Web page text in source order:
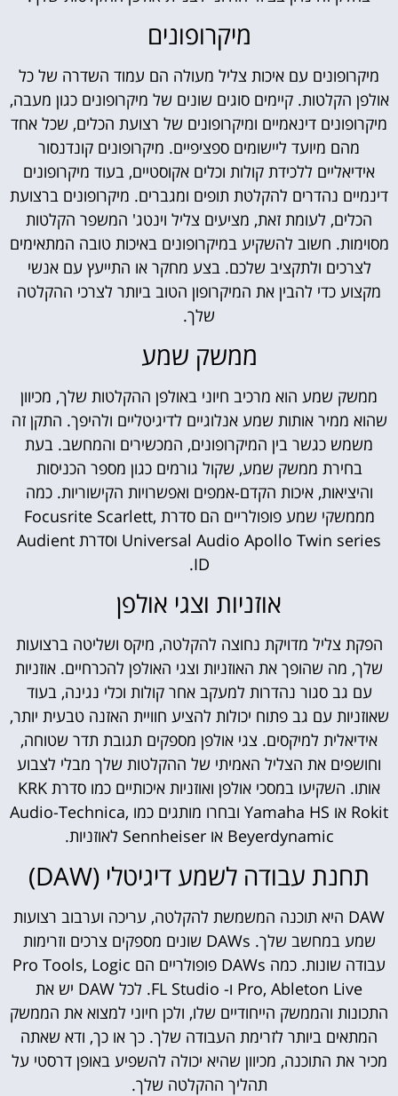
מיקרופונים
מיקרופונים עם איכות צליל מעולה הם עמוד השדרה של כל
אולפן הקלטות. קיימים סוגים שונים של מיקרופונים כגון מעבה,
מיקרופונים דינאמיים ומיקרופונים של רצועת הכלים, שכל אחד
מהם מיועד ליישומים ספציפיים. מיקרופונים קונדנסור
אידיאליים ללכידת קולות וכלים אקוסטיים, בעוד מיקרופונים
דינמיים נהדרים להקלטת תופים ומגברים. מיקרופונים ברצועת
הכלים, לעומת זאת, מציעים צליל וינטג' המשפר הקלטות
מסוימות. חשוב להשקיע במיקרופונים באיכות טובה המתאימים
לצרכים ולתקציב שלכם. בצע מחקר או התייעץ עם אנשי
מקצוע כדי להבין את המיקרופון הטוב ביותר לצרכי ההקלטה
שלך.
ממשק שמע
ממשק שמע הוא מרכיב חיוני באולפן ההקלטות שלך, מכיוון
שהוא ממיר אותות שמע אנלוגיים לדיגיטליים ולהיפך. התקן זה
משמש כגשר בין המיקרופונים, המכשירים והמחשב. בעת
בחירת ממשק שמע, שקול גורמים כגון מספר הכניסות
והיציאות, איכות הקדם-אמפים ואפשרויות הקישוריות. כמה
מממשקי שמע פופולריים הם סדרת Focusrite Scarlett,
Universal Audio Apollo Twin series וסדרת Audient
ID.
אוזניות וצגי אולפן
הפקת צליל מדויקת נחוצה להקלטה, מיקס ושליטה ברצועות
שלך, מה שהופך את האוזניות וצגי האולפן להכרחיים. אוזניות
עם גב סגור נהדרות למעקב אחר קולות וכלי נגינה, בעוד
שאוזניות עם גב פתוח יכולות להציע חוויית האזנה טבעית יותר,
אידיאלית למיקסים. צגי אולפן מספקים תגובת תדר שטוחה,
וחושפים את הצליל האמיתי של ההקלטות שלך מבלי לצבוע
אותו. השקיעו במסכי אולפן ואוזניות איכותיים כמו סדרת KRK
Rokit או Yamaha HS ובחרו מותגים כמו Audio-Technica,
Beyerdynamic או Sennheiser לאוזניות.
תחנת עבודה לשמע דיגיטלי (DAW)
DAW היא תוכנה המשמשת להקלטה, עריכה וערבוב רצועות
שמע במחשב שלך. DAWs שונים מספקים צרכים וזרימות
עבודה שונות. כמה DAWs פופולריים הם Pro Tools, Logic
Pro, Ableton Live ו- FL Studio. לכל DAW יש את
התכונות והממשק הייחודיים שלו, ולכן חיוני למצוא את הממשק
המתאים ביותר לזרימת העבודה שלך. כך או כך, ודא שאתה
מכיר את התוכנה, מכיוון שהיא יכולה להשפיע באופן דרסטי על
תהליך ההקלטה שלך.